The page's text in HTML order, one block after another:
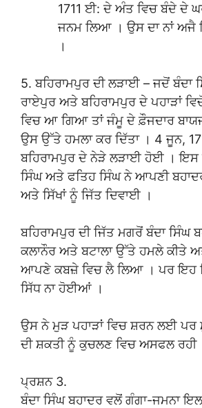
1711 ਈ: ਦੇ ਅੰਤ ਵਿਚ ਬੰਦੇ ਦੇ
ਜਨਮ ਲਿਆ । ਉਸ ਦਾ ਨਾਂ
।
5. ਬਹਿਰਾਮਪੁਰ ਦੀ ਲੜਾਈ – ਜਦੋਂ ਬੰਦਾ
ਰਾਏਪੁਰ ਅਤੇ ਬਹਿਰਾਮਪੁਰ ਦੇ ਪਹਾੜਾਂ
ਵਿਚ ਆ ਗਿਆ ਤਾਂ ਜੰਮੂ ਦੇ ਫ਼ੌਜਦਾਰ
ਉਸ ਉੱਤੇ ਹਮਲਾ ਕਰ ਦਿੱਤਾ । 4 ਜੂਨ,
ਬਹਿਰਾਮਪੁਰ ਦੇ ਨੇੜੇ ਲੜਾਈ ਹੋਈ । ਇਸ
ਸਿੰਘ ਅਤੇ ਫਤਿਹ ਸਿੰਘ ਨੇ ਆਪਣੀ
ਅਤੇ ਸਿੱਖਾਂ ਨੂੰ ਜਿੱਤ ਦਿਵਾਈ ।
ਬਹਿਰਾਮਪੁਰ ਦੀ ਜਿੱਤ ਮਗਰੋਂ ਬੰਦਾ ਸਿੰਘ
ਕਲਾਨੌਰ ਅਤੇ ਬਟਾਲਾ ਉੱਤੇ ਹਮਲੇ ਕੀਤੇ
ਆਪਣੇ ਕਬਜ਼ੇ ਵਿਚ ਲੈ ਲਿਆ । ਪਰ ਇਹ
ਸਿੱਧ ਨਾ ਹੋਈਆਂ ।
ਉਸ ਨੇ ਮੁੜ ਪਹਾੜਾਂ ਵਿਚ ਸ਼ਰਨ ਲਈ
ਦੀ ਸ਼ਕਤੀ ਨੂੰ ਕੁਚਲਣ ਵਿਚ ਅਸਫਲ ਰਹੀ
ਪ੍ਰਸ਼ਨ 3.
ਬੰਦਾ ਸਿੰਘ ਬਹਾਦਰ ਵਲੋਂ ਗੰਗਾ-ਜਮਨਾ